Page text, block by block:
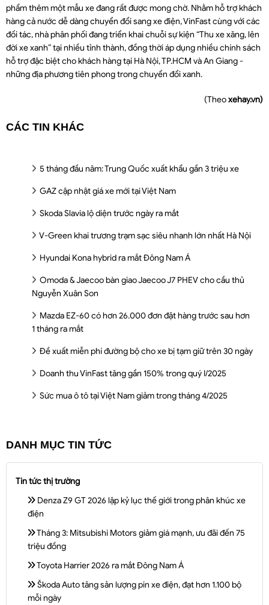
phẩm thêm một mẫu xe đang rất được mong chờ. Nhằm hỗ trợ khách
hàng cả nước dễ dàng chuyển đổi sang xe điện, VinFast cùng với các
đối tác, nhà phân phối đang triển khai chuỗi sự kiện “Thu xe xăng, lên
đời xe xanh” tại nhiều tỉnh thành, đồng thời áp dụng nhiều chính sách
hỗ trợ đặc biệt cho khách hàng tại Hà Nội, TP.HCM và An Giang -
những địa phương tiên phong trong chuyển đổi xanh.
(Theoxehay.vn)
CÁC TIN KHÁC
5 tháng đầu năm: Trung Quốc xuất khẩu gần 3 triệu xe
GAZ cập nhật giá xe mới tại Việt Nam
Skoda Slavia lộ diện trước ngày ra mắt
V-Green khai trương trạm sạc siêu nhanh lớn nhất Hà Nội
Hyundai Kona hybrid ra mắt Đông Nam Á
Omoda & Jaecoo bàn giao Jaecoo J7 PHEV cho cầu thủ
Nguyễn Xuân Son
Mazda EZ-60 có hơn 26.000 đơn đặt hàng trước sau hơn
1 tháng ra mắt
Đề xuất miễn phí đường bộ cho xe bị tạm giữ trên 30 ngày
Doanh thu VinFast tăng gần 150% trong quý I/2025
Sức mua ô tô tại Việt Nam giảm trong tháng 4/2025
DANH MỤC TIN TỨC
Tin tức thị trường
Denza Z9 GT 2026 lập kỷ lục thế giới trong phân khúc xe
điện
Tháng 3: Mitsubishi Motors giảm giá mạnh, ưu đãi đến 75
triệu đồng
Toyota Harrier 2026 ra mắt Đông Nam Á
Škoda Auto tăng sản lượng pin xe điện, đạt hơn 1.100 bộ
mỗi ngày